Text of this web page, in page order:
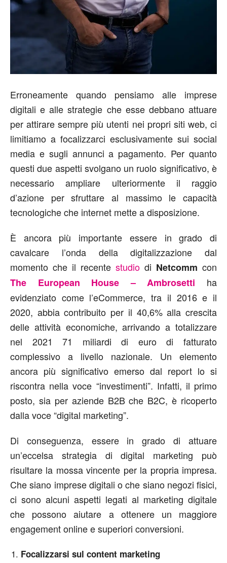
Erroneamente quando pensiamo alle imprese
digitali e alle strategie che esse debbano attuare
per attirare sempre più utenti nei propri siti web, ci
limitiamo a focalizzarci esclusivamente sui social
media e sugli annunci a pagamento. Per quanto
questi due aspetti svolgano un ruolo significativo, è
necessario ampliare ulteriormente il raggio
d’azione per sfruttare al massimo le capacità
tecnologiche che internet mette a disposizione.
È ancora più importante essere in grado di
cavalcare l’onda della digitalizzazione dal
momento che il recente studio di Netcomm con
The European House – Ambrosetti ha
evidenziato come l’eCommerce, tra il 2016 e il
2020, abbia contribuito per il 40,6% alla crescita
delle attività economiche, arrivando a totalizzare
nel 2021 71 miliardi di euro di fatturato
complessivo a livello nazionale. Un elemento
ancora più significativo emerso dal report lo si
riscontra nella voce “investimenti”. Infatti, il primo
posto, sia per aziende B2B che B2C, è ricoperto
dalla voce “digital marketing”.
Di conseguenza, essere in grado di attuare
un’eccelsa strategia di digital marketing può
risultare la mossa vincente per la propria impresa.
Che siano imprese digitali o che siano negozi fisici,
ci sono alcuni aspetti legati al marketing digitale
che possono aiutare a ottenere un maggiore
engagement online e superiori conversioni.
Focalizzarsi sul content marketing